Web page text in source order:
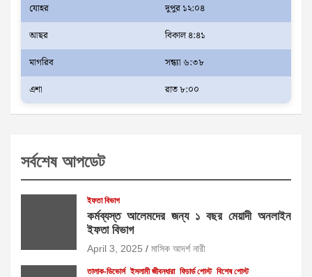
যোহর
দুপুর ১২:০৪
আছর
বিকাল ৪:৪১
মাগরিব
সন্ধ্যা ৬:৩৮
এশা
রাত ৮:০০
সর্বশেষ আপডেট
ইফতা বিভাগ
কর্মব্যস্ত আলেমদের জন্য ১ বছর মেয়াদী অনলাইন
ইফতা বিভাগ
April 3, 2025 মাসিক আদর্শ নারী
তালাক-ডিভোর্স ইসলামী জীবনধারা ফিচার্ড পোস্ট বিশেষ পোস্ট